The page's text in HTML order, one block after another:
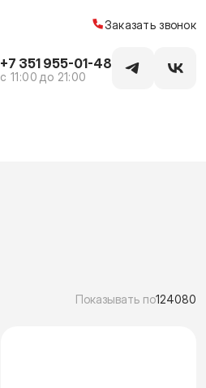
Заказать звонок
+7 351 955-01-48
c 11:00 до 21:00
Показывать по124080